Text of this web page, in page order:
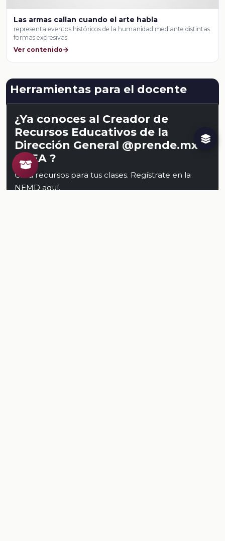
Las armas callan cuando el arte habla
representa eventos históricos de la humanidad mediante distintas
formas expresivas.
Ver contenido
Herramientas para el docente
¿Ya conoces al Creador de
Recursos Educativos de la
Dirección General @prende.mx
CREA ?
Crea recursos para tus clases. Regístrate en la
NEMD aquí.